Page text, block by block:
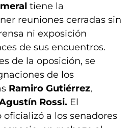
tiene la
reuniones cerradas sin
ni exposición
de sus encuentros.
de la oposición, se
de los
Ramiro Gutiérrez,
Rossi. El
a los senadores